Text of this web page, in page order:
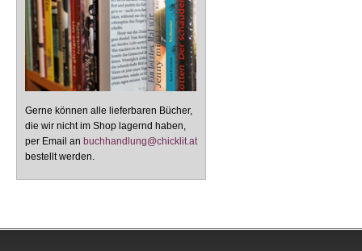
Gerne können alle lieferbaren Bücher,
die wir nicht im Shop lagernd haben,
per Email an buchhandlung@chicklit.at
bestellt werden.